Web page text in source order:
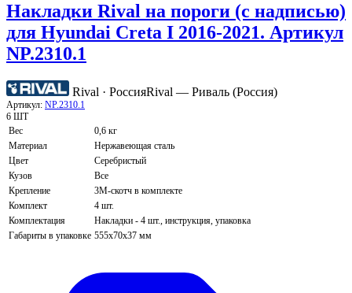
Накладки Rival на пороги (с надписью)
для Hyundai Creta I 2016-2021. Артикул
NP.2310.1
Rival · РоссияRival — Риваль (Россия)
Артикул: NP.2310.1
6 ШТ
Вес
0,6 кг
Материал
Нержавеющая сталь
Цвет
Серебристый
Кузов
Все
Крепление
3М-скотч в комплекте
Комплект
4 шт.
Комплектация
Накладки - 4 шт., инструкция, упаковка
Габариты в упаковке 555х70х37 мм